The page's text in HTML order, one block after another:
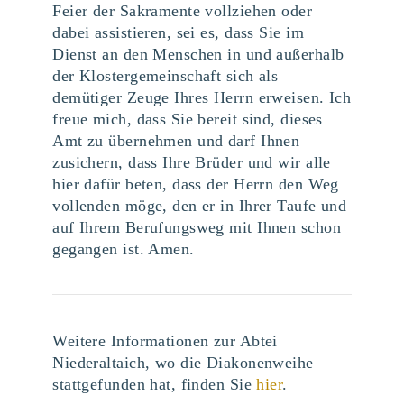
Feier der Sakramente vollziehen oder
dabei assistieren, sei es, dass Sie im
Dienst an den Menschen in und außerhalb
der Klostergemeinschaft sich als
demütiger Zeuge Ihres Herrn erweisen. Ich
freue mich, dass Sie bereit sind, dieses
Amt zu übernehmen und darf Ihnen
zusichern, dass Ihre Brüder und wir alle
hier dafür beten, dass der Herrn den Weg
vollenden möge, den er in Ihrer Taufe und
auf Ihrem Berufungsweg mit Ihnen schon
gegangen ist. Amen.
Weitere Informationen zur Abtei
Niederaltaich, wo die Diakonenweihe
stattgefunden hat, finden Siehier.